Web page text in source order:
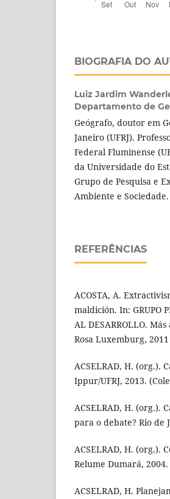
BIOGRAFIA DO
Luiz Jardim
Departamento de
Geógrafo, doutor em
Janeiro (UFRJ).
Federal Fluminense
da Universidade do
Grupo de Pesquisa e
Ambiente e Sociedade.
REFERÊNCIAS
ACOSTA, A.
maldición. In: GRUPO
AL DESARROLLO.
Rosa Luxemburg, 2011
ACSELRAD, H. (org.).
Ippur/UFRJ, 2013.
ACSELRAD, H. (org.).
para o debate? Rio de
ACSELRAD, H. (org.).
Relume Dumará, 2004.
ACSELRAD, H.